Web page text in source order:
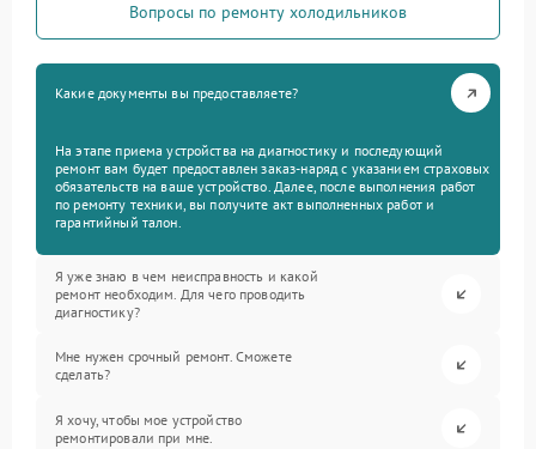
Вопросы по ремонту холодильников
Какие документы вы предоставляете?
На этапе приема устройства на диагностику и последующий
ремонт вам будет предоставлен заказ-наряд с указанием страховых
обязательств на ваше устройство. Далее, после выполнения работ
по ремонту техники, вы получите акт выполненных работ и
гарантийный талон.
Я уже знаю в чем неисправность и какой
ремонт необходим. Для чего проводить
диагностику?
Мне нужен срочный ремонт. Сможете
сделать?
Я хочу, чтобы мое устройство
ремонтировали при мне.